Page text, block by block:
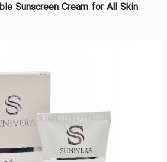
Sunscreen Cream for All Skin